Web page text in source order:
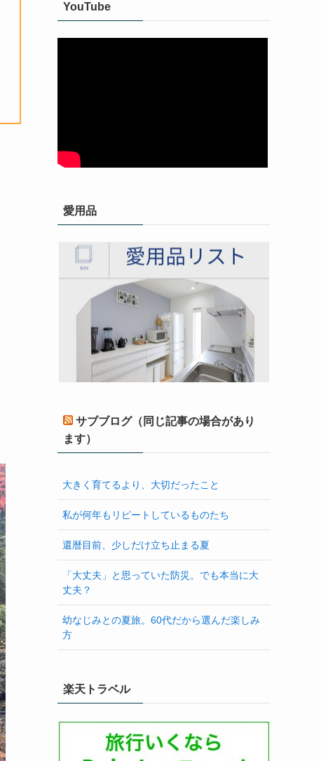
YouTube
愛用品
サブブログ（同じ記事の場合があり
ます）
大きく育てるより、大切だったこと
私が何年もリピートしているものたち
還暦目前、少しだけ立ち止まる夏
「大丈夫」と思っていた防災。でも本当に大
丈夫？
幼なじみとの夏旅。60代だから選んだ楽しみ
方
楽天トラベル